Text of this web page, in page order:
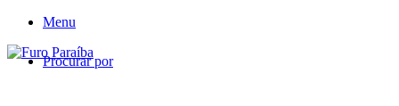
Menu
Procurar por